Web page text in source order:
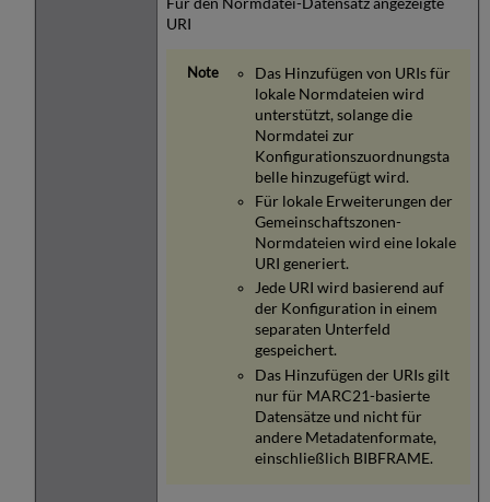
URI
Das Hinzufügen von URIs für
lokale Normdateien wird
unterstützt, solange die
Normdatei zur
Konfigurationszuordnungsta
belle hinzugefügt wird.
Für lokale Erweiterungen der
Gemeinschaftszonen-
Normdateien wird eine lokale
URI generiert.
Jede URI wird basierend auf
der Konfiguration in einem
separaten Unterfeld
gespeichert.
Das Hinzufügen der URIs gilt
nur für MARC21-basierte
Datensätze und nicht für
andere Metadatenformate,
einschließlich BIBFRAME.